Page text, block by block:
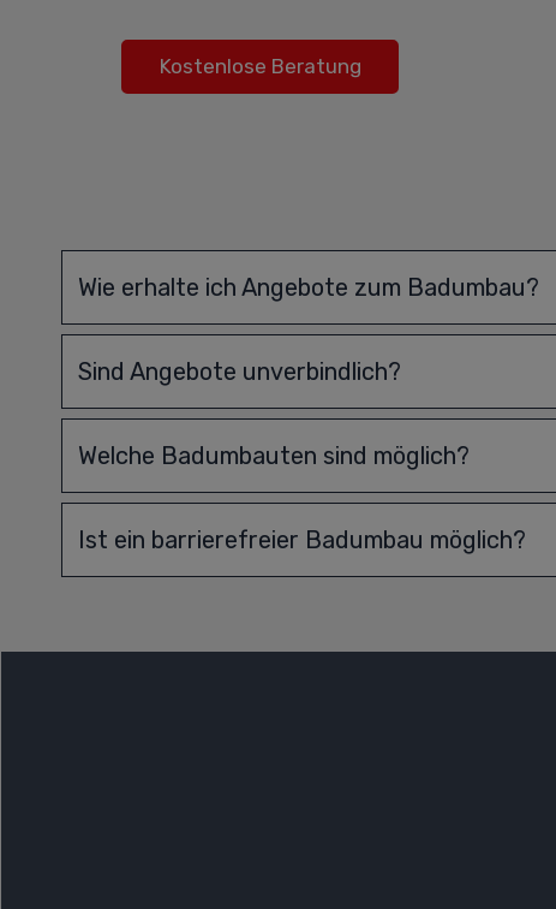
Kostenlose Beratung
Wie erhalte ich Angebote zum Badumbau?
Sind Angebote unverbindlich?
Welche Badumbauten sind möglich?
Ist ein barrierefreier Badumbau möglich?